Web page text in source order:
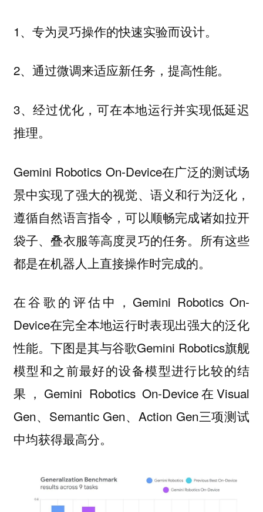
1、专为灵巧操作的快速实验而设计。
2、通过微调来适应新任务，提高性能。
3、经过优化，可在本地运行并实现低延迟
推理。
Gemini Robotics On-Device在广泛的测试场
景中实现了强大的视觉、语义和行为泛化，
遵循自然语言指令，可以顺畅完成诸如拉开
袋子、叠衣服等高度灵巧的任务。所有这些
都是在机器人上直接操作时完成的。
在谷歌的评估中，Gemini Robotics On-
Device在完全本地运行时表现出强大的泛化
性能。下图是其与谷歌Gemini Robotics旗舰
模型和之前最好的设备模型进行比较的结
果，Gemini Robotics On-Device在Visual
Gen、Semantic Gen、Action Gen三项测试
中均获得最高分。